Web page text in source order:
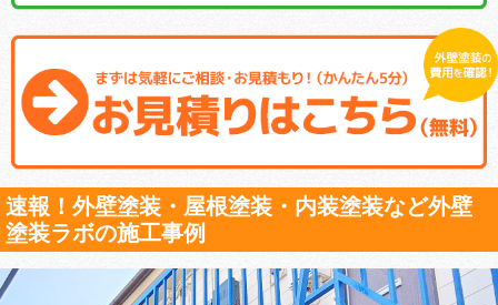
速報！外壁塗装・屋根塗装・内装塗装など外壁
塗装ラボの施工事例